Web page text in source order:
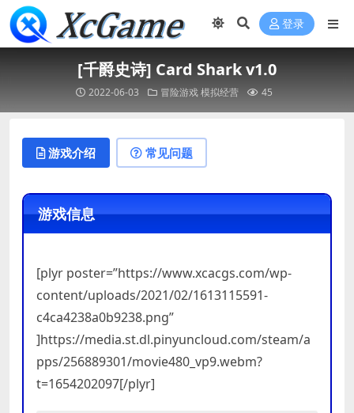
登录
[千爵史诗] Card Shark v1.0
2022-06-03 冒险游戏 模拟经营 45
游戏介绍 常见问题
游戏信息
[plyr poster=”https://www.xcacgs.com/wp-
content/uploads/2021/02/1613115591-
c4ca4238a0b9238.png”
]https://media.st.dl.pinyuncloud.com/steam/a
pps/256889301/movie480_vp9.webm?
t=1654202097[/plyr]